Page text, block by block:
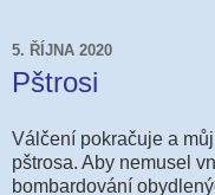
5. ŘÍJNA 2020
Pštrosi
Válčení pokračuje a
pštrosa. Aby nemusel
bombardování